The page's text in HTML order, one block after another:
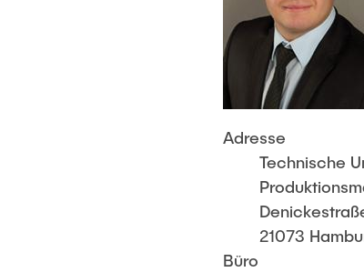
Adresse
Technische
21073
Büro